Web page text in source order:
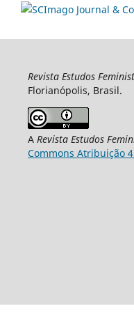
Revista Estudos
Florianópolis, Brasil.
A Revista Estudos
Commons Atribuição